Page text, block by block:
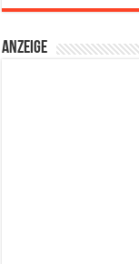
Anzeige